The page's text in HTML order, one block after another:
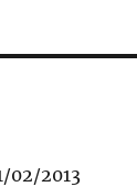
02/2013